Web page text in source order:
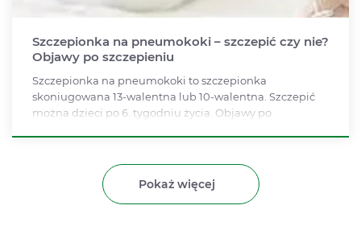
Szczepionka na pneumokoki – szczepić czy nie?
Objawy po szczepieniu
Szczepionka na pneumokoki to szczepionka
skoniugowana 13-walentna lub 10-walentna. Szczepić
można dzieci po 6. tygodniu życia. Objawy po
Pokaż więcej